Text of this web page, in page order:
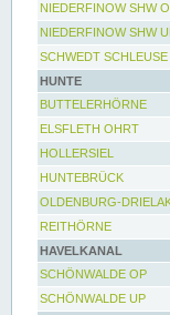
NIEDERFINOW SHW
NIEDERFINOW SHW
SCHWEDT SCHLEUSE
HUNTE
BUTTELERHÖRNE
ELSFLETH OHRT
HOLLERSIEL
HUNTEBRÜCK
OLDENBURG-
REITHÖRNE
HAVELKANAL
SCHÖNWALDE OP
SCHÖNWALDE UP